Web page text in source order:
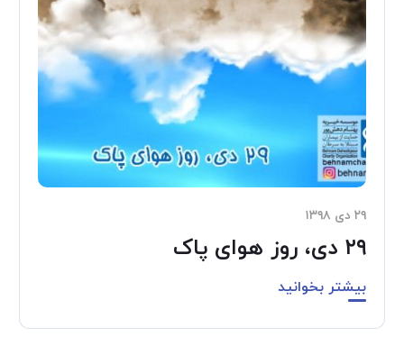
۲۹ دی ۱۳۹۸
۲۹ دی، روز هوای پاک
بیشتر بخوانید